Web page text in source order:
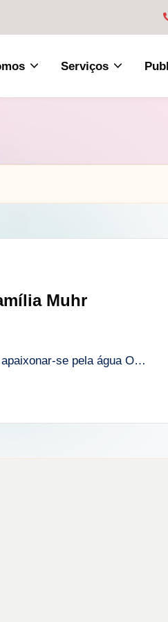
Serviços
Muhr
se pela água O…